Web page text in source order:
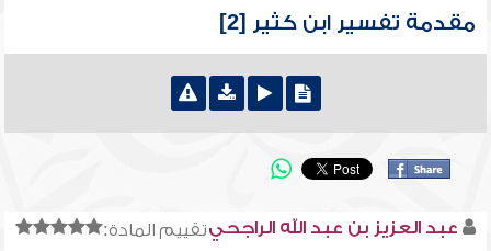
مقدمة تفسير ابن كثير [2]
تقييم المادة:عبد العزيز بن عبد الله الراجحي